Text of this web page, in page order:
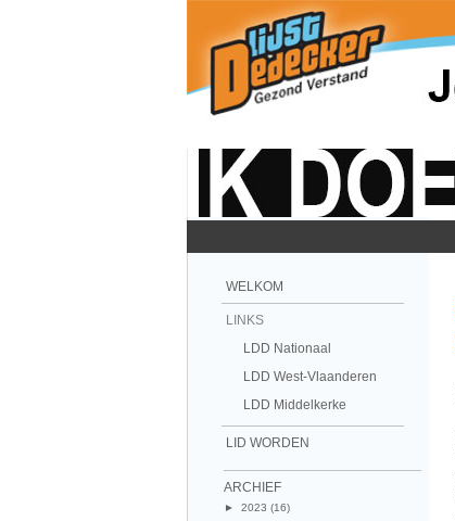
WELKOM
LINKS
LDD Nationaal
LDD West-Vlaanderen
LDD Middelkerke
LID WORDEN
ARCHIEF
► 2023 (16)